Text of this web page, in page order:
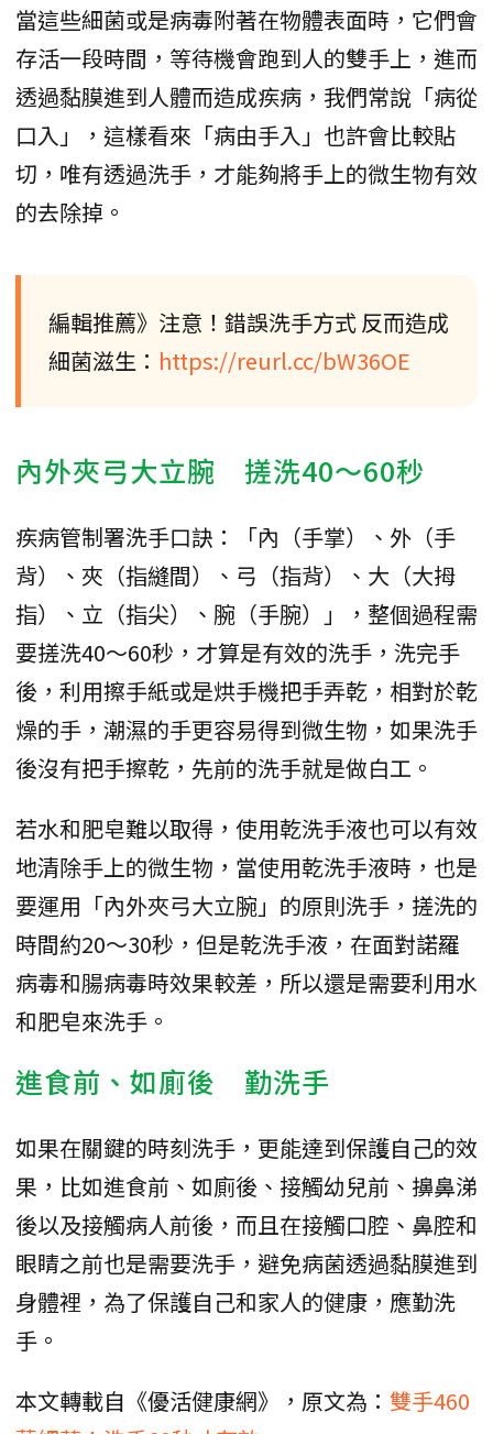
當這些細菌或是病毒附著在物體表面時，它們會
存活一段時間，等待機會跑到人的雙手上，進而
透過黏膜進到人體而造成疾病，我們常說「病從
口入」，這樣看來「病由手入」也許會比較貼
切，唯有透過洗手，才能夠將手上的微生物有效
的去除掉。
編輯推薦》注意！錯誤洗手方式 反而造成
細菌滋生： https://reurl.cc/bW36OE
內外夾弓大立腕 搓洗40～60秒
疾病管制署洗手口訣：「內（手掌）、外（手
背）、夾（指縫間）、弓（指背）、大（大拇
指）、立（指尖）、腕（手腕）」，整個過程需
要搓洗40～60秒，才算是有效的洗手，洗完手
後，利用擦手紙或是烘手機把手弄乾，相對於乾
燥的手，潮濕的手更容易得到微生物，如果洗手
後沒有把手擦乾，先前的洗手就是做白工。
若水和肥皂難以取得，使用乾洗手液也可以有效
地清除手上的微生物，當使用乾洗手液時，也是
要運用「內外夾弓大立腕」的原則洗手，搓洗的
時間約20～30秒，但是乾洗手液，在面對諾羅
病毒和腸病毒時效果較差，所以還是需要利用水
和肥皂來洗手。
進食前、如廁後 勤洗手
如果在關鍵的時刻洗手，更能達到保護自己的效
果，比如進食前、如廁後、接觸幼兒前、擤鼻涕
後以及接觸病人前後，而且在接觸口腔、鼻腔和
眼睛之前也是需要洗手，避免病菌透過黏膜進到
身體裡，為了保護自己和家人的健康，應勤洗
手。
本文轉載自《優活健康網》，原文為： 雙手460